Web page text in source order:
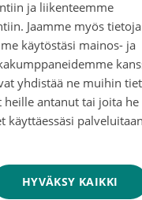
keräyksesi
ja liikenteemme
Jaamme myös tietoja
käytöstäsi mainos- ja
yhdistää ne muihin
heille antanut tai joita he
käyttäessäsi
HYVÄKSY KAIKKI